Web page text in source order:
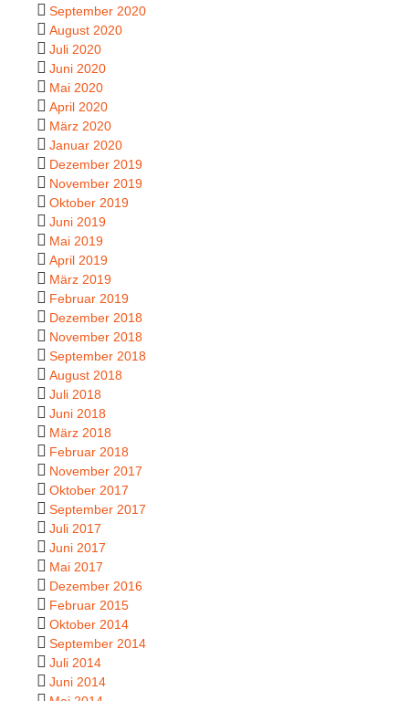
September 2020
August 2020
Juli 2020
Juni 2020
Mai 2020
April 2020
März 2020
Januar 2020
Dezember 2019
November 2019
Oktober 2019
Juni 2019
Mai 2019
April 2019
März 2019
Februar 2019
Dezember 2018
November 2018
September 2018
August 2018
Juli 2018
Juni 2018
März 2018
Februar 2018
November 2017
Oktober 2017
September 2017
Juli 2017
Juni 2017
Mai 2017
Dezember 2016
Februar 2015
Oktober 2014
September 2014
Juli 2014
Juni 2014